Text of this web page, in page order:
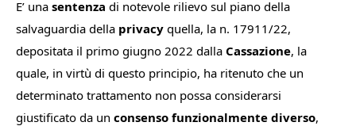
E’ una sentenza di notevole rilievo sul piano della
salvaguardia della privacy quella, la n. 17911/22,
depositata il primo giugno 2022 dalla Cassazione, la
quale, in virtù di questo principio, ha ritenuto che un
determinato trattamento non possa considerarsi
giustificato da un consenso funzionalmente diverso,